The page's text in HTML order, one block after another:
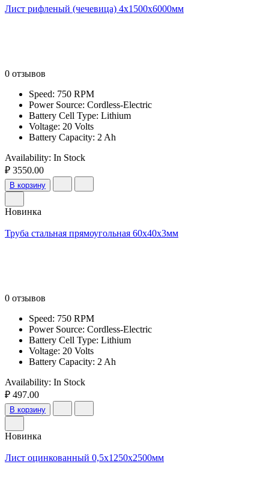
Лист рифленый (чечевица) 4х1500х6000мм
0 отзывов
Speed: 750 RPM
Power Source: Cordless-Electric
Battery Cell Type: Lithium
Voltage: 20 Volts
Battery Capacity: 2 Ah
Availability: In Stock
₽ 3550.00
В корзину
Новинка
Труба стальная прямоугольная 60х40х3мм
0 отзывов
Speed: 750 RPM
Power Source: Cordless-Electric
Battery Cell Type: Lithium
Voltage: 20 Volts
Battery Capacity: 2 Ah
Availability: In Stock
₽ 497.00
В корзину
Новинка
Лист оцинкованный 0,5х1250х2500мм